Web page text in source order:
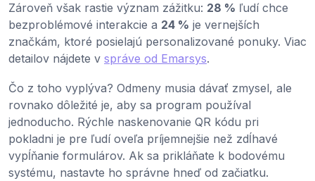
Zároveň však rastie význam zážitku: 28 % ľudí chce
bezproblémové interakcie a 24 % je vernejších
značkám, ktoré posielajú personalizované ponuky. Viac
detailov nájdete v správe od Emarsys.
Čo z toho vyplýva? Odmeny musia dávať zmysel, ale
rovnako dôležité je, aby sa program používal
jednoducho. Rýchle naskenovanie QR kódu pri
pokladni je pre ľudí oveľa príjemnejšie než zdĺhavé
vypĺňanie formulárov. Ak sa prikláňate k bodovému
systému, nastavte ho správne hneď od začiatku.